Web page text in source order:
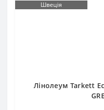
Швеція
Лінолеум Tarkett